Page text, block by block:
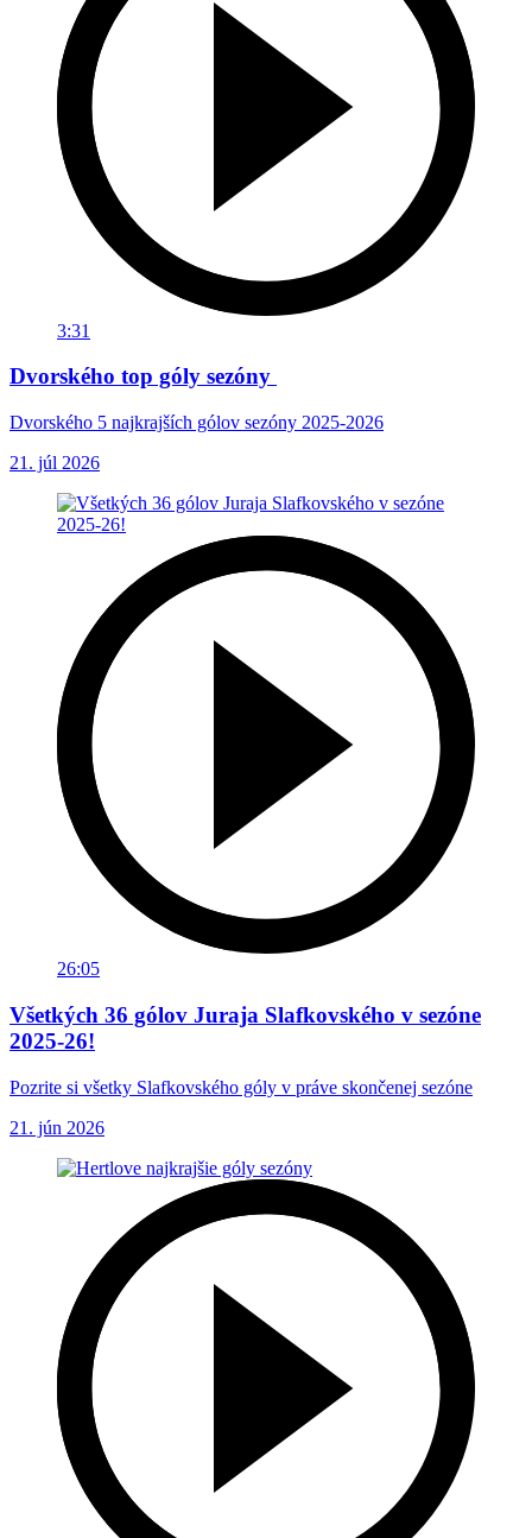
3:31
Dvorského top góly sezóny
Dvorského 5 najkrajších gólov sezóny 2025-2026
21. júl 2026
26:05
Všetkých 36 gólov Juraja Slafkovského v sezóne
2025-26!
Pozrite si všetky Slafkovského góly v práve skončenej sezóne
21. jún 2026